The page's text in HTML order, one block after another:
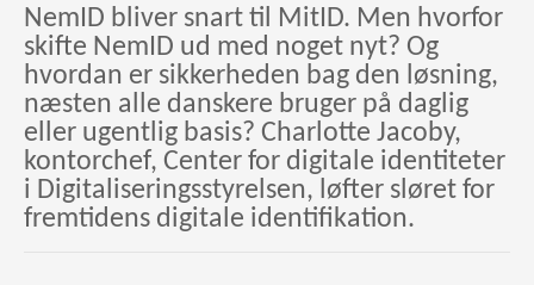
NemID bliver snart til MitID. Men hvorfor
skifte NemID ud med noget nyt? Og
hvordan er sikkerheden bag den løsning,
næsten alle danskere bruger på daglig
eller ugentlig basis? Charlotte Jacoby,
kontorchef, Center for digitale identiteter
i Digitaliseringsstyrelsen, løfter sløret for
fremtidens digitale identifikation.